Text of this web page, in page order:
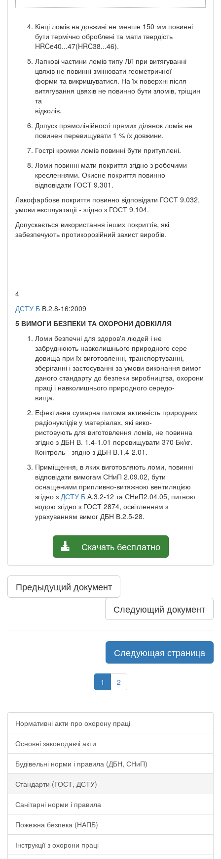
Кінці ломів на довжині не менше 150 мм повинні
бути термічно оброблені та мати твердість
HRCe40...47(HRC38...46).
Лапкові частини ломів типу ЛЛ при витягуванні
цвяхів не повинні змінювати геометричної
форми та викришуватися. На їх поверхні після
витягування цвяхів не повинно бути зломів, тріщин
та
відколів.
Допуск прямолінійності прямих ділянок ломів не
повинен перевищувати 1 % їх довжини.
Гострі кромки ломів повинні бути притуплені.
Ломи повинні мати покриття згідно з робочими
кресленнями. Окисне покриття повинно
відповідати ГОСТ 9.301.
Лакофарбове покриття повинно відповідати ГОСТ 9.032,
умови експлуатації - згідно з ГОСТ 9.104.
Допускається використання інших покриттів, які
забезпечують протикорозійний захист виробів.
4
ДСТУ Б В.2.8-16:2009
5 ВИМОГИ БЕЗПЕКИ ТА ОХОРОНИ ДОВКІЛЛЯ
Ломи безпечні для здоров'я людей і не
забруднюють навколишнього природного сере
довища при їх виготовленні, транспортуванні,
зберіганні і застосуванні за умови виконання вимог
даного стандарту до безпеки виробництва, охорони
праці і навколишнього природного середо-
вища.
Ефективна сумарна питома активність природних
радіонуклідів у матеріалах, які вико-
ристовують для виготовлення ломів, не повинна
згідно з ДБН В. 1.4-1.01 перевищувати 370 Бк/кг.
Контроль - згідно з ДБН В.1.4-2.01.
Приміщення, в яких виготовляють ломи, повинні
відповідати вимогам СНиП 2.09.02, бути
оснащеними припливно-витяжною вентиляцією
згідно з ДСТУ Б А.3.2-12 та СНиП2.04.05, питною
водою згідно з ГОСТ 2874, освітленням з
урахуванням вимог ДБН В.2.5-28.
Скачать бесплатно
Предыдущий документ
Следующий документ
Следующая страница
1 2
Нормативні акти про охорону праці
Основні законодавчі акти
Будівельні норми і правила (ДБН, СНиП)
Стандарти (ГОСТ, ДСТУ)
Санітарні норми і правила
Пожежна безпека (НАПБ)
Інструкції з охорони праці